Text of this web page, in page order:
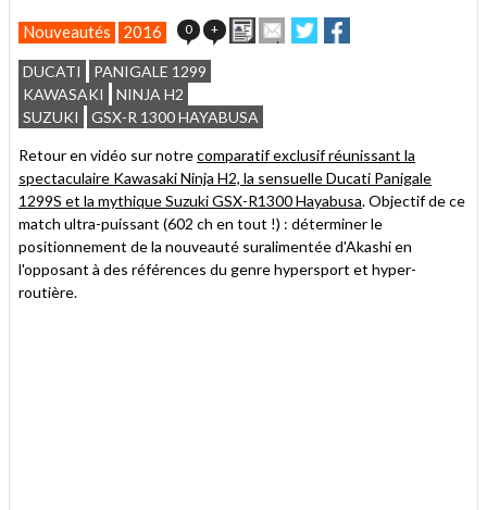
Nouveautés 2016 0 + ImprimerEnvoyer
cet
ami
Partager
sur
sur
DUCATI
PANIGALE 1299
KAWASAKI
NINJA H2
SUZUKI
GSX-R 1300 HAYABUSA
Retour en vidéo sur notrecomparatif exclusif réunissant la
spectaculaire Kawasaki Ninja H2, la sensuelle Ducati Panigale
1299S et la mythique Suzuki GSX-R1300 Hayabusa. Objectif de ce
match ultra-puissant (602 ch en tout !) : déterminer le
positionnement de la nouveauté suralimentée d'Akashi en
l'opposant à des références du genre hypersport et hyper-
routière.